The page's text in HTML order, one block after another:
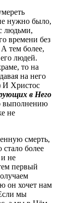
нужно было,
людьми,
времени без
тем более,
людей.
то на
на него
И Христос
в Него
выполнению
не
смерть,
более
не
первый
он хочет нам
мы